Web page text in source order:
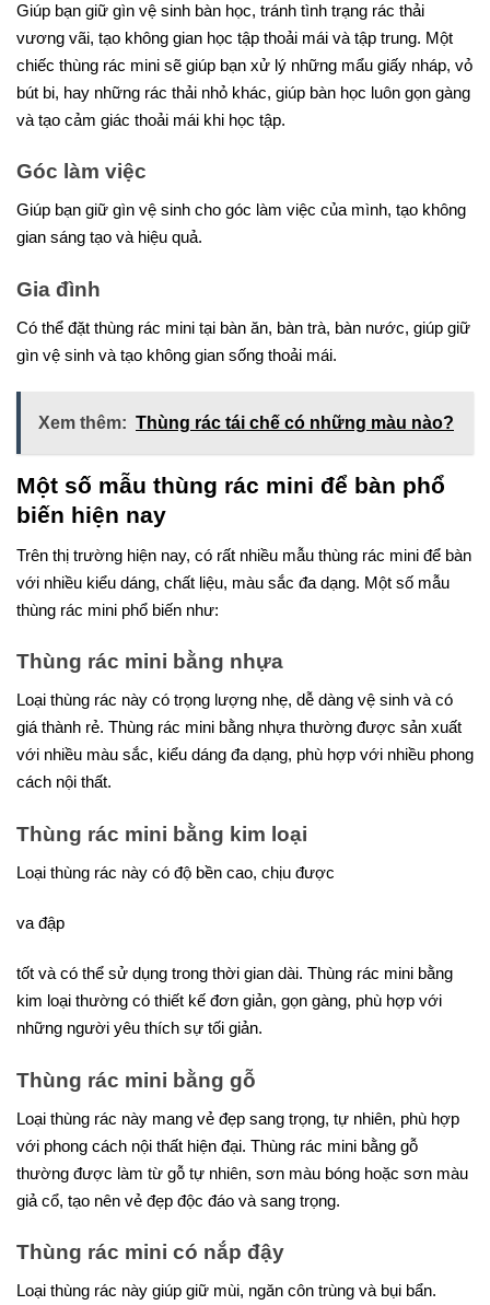
Giúp bạn giữ gìn vệ sinh bàn học, tránh tình trạng rác thải
vương vãi, tạo không gian học tập thoải mái và tập trung. Một
chiếc thùng rác mini sẽ giúp bạn xử lý những mẩu giấy nháp, vỏ
bút bi, hay những rác thải nhỏ khác, giúp bàn học luôn gọn gàng
và tạo cảm giác thoải mái khi học tập.
Góc làm việc
Giúp bạn giữ gìn vệ sinh cho góc làm việc của mình, tạo không
gian sáng tạo và hiệu quả.
Gia đình
Có thể đặt thùng rác mini tại bàn ăn, bàn trà, bàn nước, giúp giữ
gìn vệ sinh và tạo không gian sống thoải mái.
Xem thêm: Thùng rác tái chế có những màu nào?
Một số mẫu thùng rác mini để bàn phổ
biến hiện nay
Trên thị trường hiện nay, có rất nhiều mẫu thùng rác mini để bàn
với nhiều kiểu dáng, chất liệu, màu sắc đa dạng. Một số mẫu
thùng rác mini phổ biến như:
Thùng rác mini bằng nhựa
Loại thùng rác này có trọng lượng nhẹ, dễ dàng vệ sinh và có
giá thành rẻ. Thùng rác mini bằng nhựa thường được sản xuất
với nhiều màu sắc, kiểu dáng đa dạng, phù hợp với nhiều phong
cách nội thất.
Thùng rác mini bằng kim loại
Loại thùng rác này có độ bền cao, chịu được
va đập
tốt và có thể sử dụng trong thời gian dài. Thùng rác mini bằng
kim loại thường có thiết kế đơn giản, gọn gàng, phù hợp với
những người yêu thích sự tối giản.
Thùng rác mini bằng gỗ
Loại thùng rác này mang vẻ đẹp sang trọng, tự nhiên, phù hợp
với phong cách nội thất hiện đại. Thùng rác mini bằng gỗ
thường được làm từ gỗ tự nhiên, sơn màu bóng hoặc sơn màu
giả cổ, tạo nên vẻ đẹp độc đáo và sang trọng.
Thùng rác mini có nắp đậy
Loại thùng rác này giúp giữ mùi, ngăn côn trùng và bụi bẩn.